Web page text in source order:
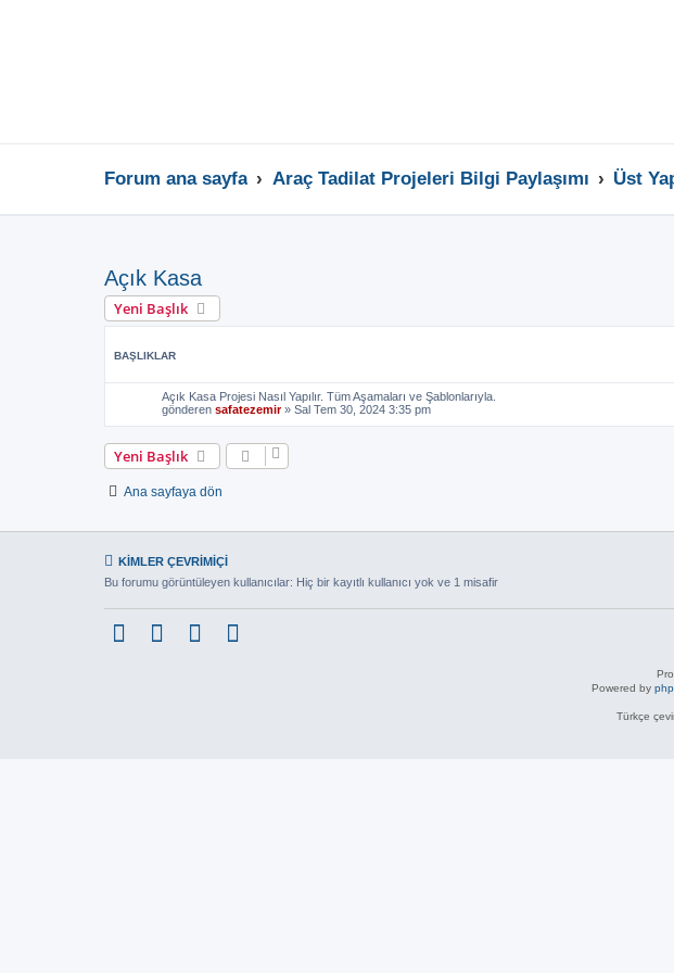
Forum ana sayfa Araç Tadilat Projeleri Bilgi Paylaşımı Üst
Açık Kasa
Yeni Başlık
BAŞLIKLAR
Açık Kasa Projesi Nasıl Yapılır. Tüm Aşamaları ve Şablonlarıyla.
gönderen safatezemir» Sal Tem 30, 2024 3:35 pm
Yeni Başlık
Ana sayfaya dön
KIMLER ÇEVRIMIÇI
Bu forumu görüntüleyen kullanıcılar: Hiç bir kayıtlı kullanıcı yok ve 1 misafir
Powered by
Türkçe